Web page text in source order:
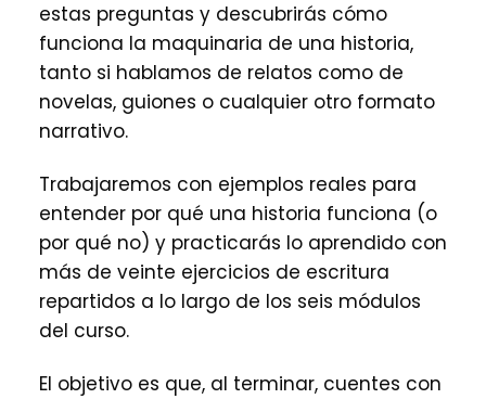
estas preguntas y descubrirás cómo
funciona la maquinaria de una historia,
tanto si hablamos de relatos como de
novelas, guiones o cualquier otro formato
narrativo.
Trabajaremos con ejemplos reales para
entender por qué una historia funciona (o
por qué no) y practicarás lo aprendido con
más de veinte ejercicios de escritura
repartidos a lo largo de los seis módulos
del curso.
El objetivo es que, al terminar, cuentes con